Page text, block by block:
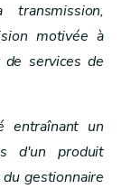
motivée à
services de
un
d'un produit
gestionnaire